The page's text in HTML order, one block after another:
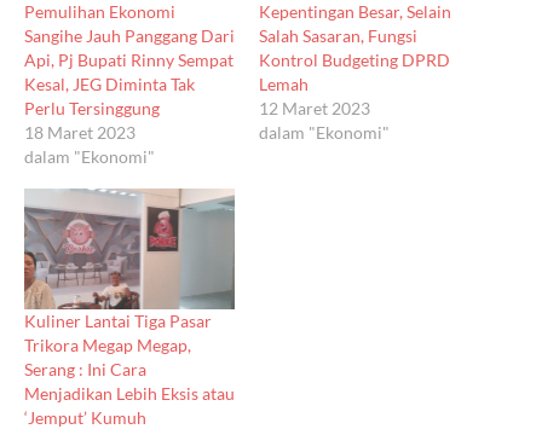
Pemulihan Ekonomi
Sangihe Jauh Panggang Dari
Api, Pj Bupati Rinny Sempat
Kesal, JEG Diminta Tak
Perlu Tersinggung
18 Maret 2023
dalam "Ekonomi"
Kepentingan Besar, Selain
Salah Sasaran, Fungsi
Kontrol Budgeting DPRD
Lemah
12 Maret 2023
dalam "Ekonomi"
Kuliner Lantai Tiga Pasar
Trikora Megap Megap,
Serang : Ini Cara
Menjadikan Lebih Eksis atau
‘Jemput’ Kumuh